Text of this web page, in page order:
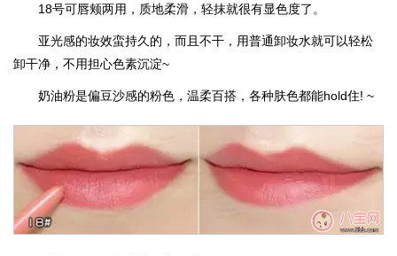
18号可唇颊两用，质地柔滑，轻抹就很有显色度了。
亚光感的妆效蛮持久的，而且不干，用普通卸妆水就可以轻松
卸干净，不用担心色素沉淀~
奶油粉是偏豆沙感的粉色，温柔百搭，各种肤色都能hold住! ~